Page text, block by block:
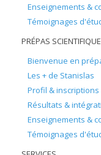
Enseignements &
Témoignages
PRÉPAS
Bienvenue en
Les + de Stanislas
Profil & inscriptions
Résultats &
Enseignements &
Témoignages